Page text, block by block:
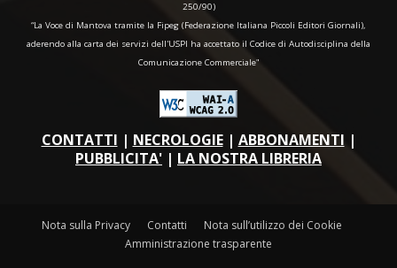
250/90)
“La Voce di Mantova tramite la Fipeg (Federazione Italiana Piccoli Editori Giornali),
aderendo alla carta dei servizi dell'USPI ha accettato il Codice di Autodisciplina della
Comunicazione Commerciale"
CONTATTI | NECROLOGIE| ABBONAMENTI |
PUBBLICITA' | LA NOSTRA LIBRERIA
Nota sulla Privacy Contatti
Nota sull’utilizzo dei Cookie
Amministrazione trasparente